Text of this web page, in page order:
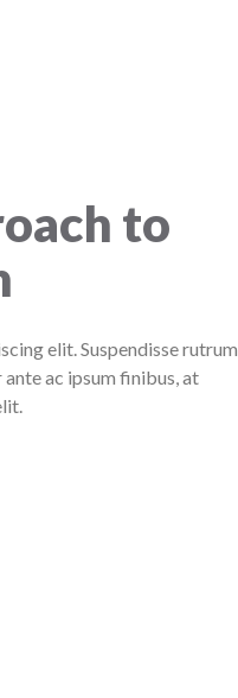
to
elit. Suspendisse rutrum
ac ipsum finibus, at